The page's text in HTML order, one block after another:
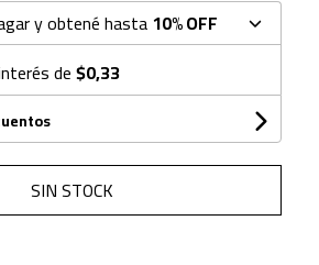
y obtené hasta 10% OFF
de$0,33
SIN STOCK